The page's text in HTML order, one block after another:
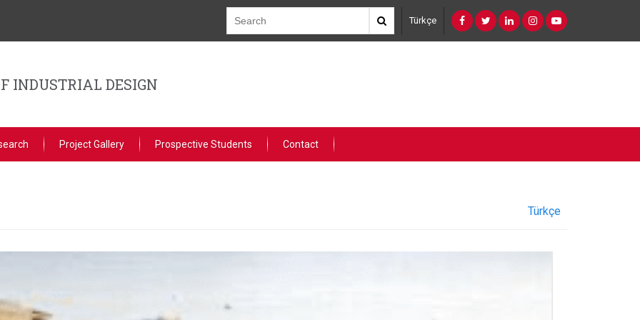
Türkçe
INDUSTRIAL DESIGN
Project Gallery Prospective Students Contact
Türkçe